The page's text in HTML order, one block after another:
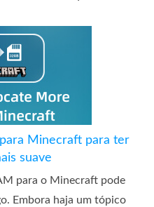
Minecraft para ter
suave
para o Minecraft pode
Embora haja um tópico